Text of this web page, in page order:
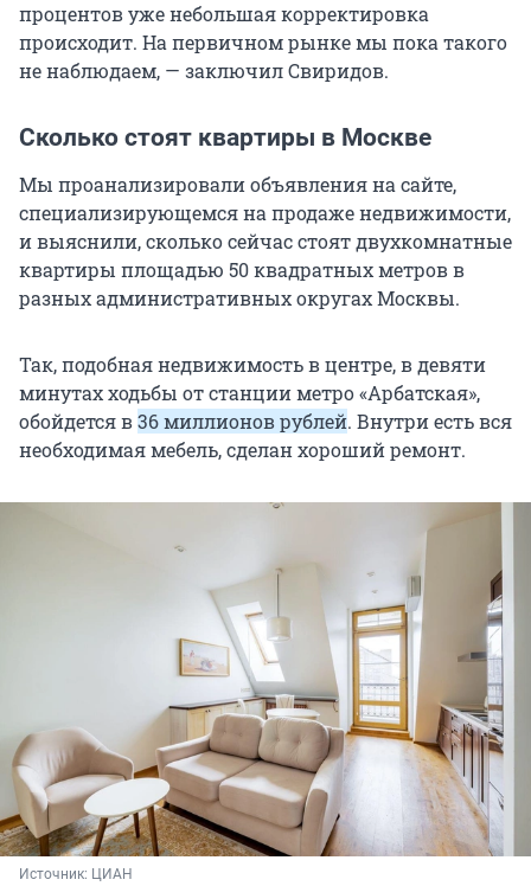
процентов уже небольшая корректировка
происходит. На первичном рынке мы пока такого
не наблюдаем, — заключил Свиридов.
Сколько стоят квартиры в Москве
Мы проанализировали объявления на сайте,
специализирующемся на продаже недвижимости,
и выяснили, сколько сейчас стоят двухкомнатные
квартиры площадью 50 квадратных метров в
разных административных округах Москвы.
Так, подобная недвижимость в центре, в девяти
минутах ходьбы от станции метро «Арбатская»,
обойдется в36 миллионов рублей. Внутри есть вся
необходимая мебель, сделан хороший ремонт.
Источник: ЦИАН